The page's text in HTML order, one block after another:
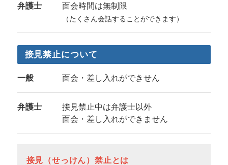
弁護士 面会時間は無制限
（たくさん会話することができます）
接見禁止について
一般 面会・差し入れができせん
弁護士
接見禁止中は弁護士以外
面会・差し入れができません
接見（せっけん）禁止とは